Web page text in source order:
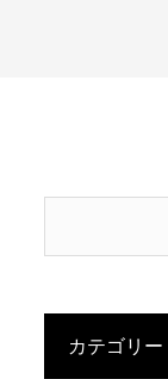
カテゴリー